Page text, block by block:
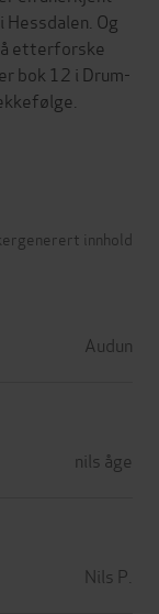
Og
etterforske
bok 12 i Drum-
innhold
Audun
nils åge
Nils P.